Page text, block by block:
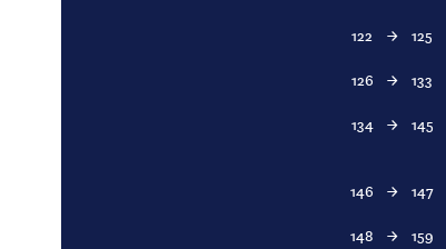
122 → 125
126
→ 133
134
→ 145
146
→ 147
148
→ 159